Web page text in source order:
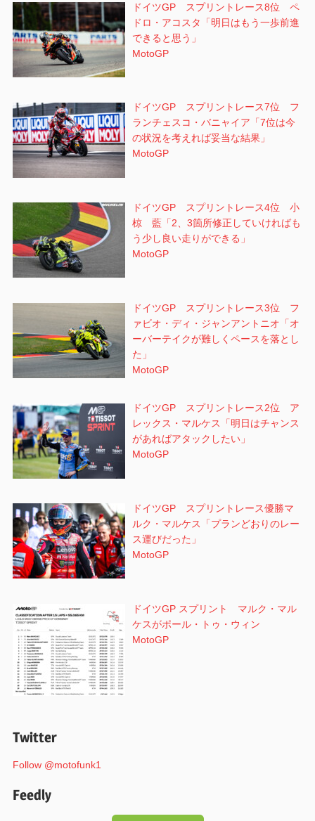
ドイツGP スプリントレース8位 ペ
ドロ・アコスタ「明日はもう一歩前進
できると思う」
MotoGP
ドイツGP スプリントレース7位 フ
ランチェスコ・バニャイア「7位は今
の状況を考えれば妥当な結果」
MotoGP
ドイツGP スプリントレース4位 小
椋 藍「2、3箇所修正していければも
う少し良い走りができる」
MotoGP
ドイツGP スプリントレース3位 フ
ァビオ・ディ・ジャンアントニオ「オ
ーバーテイクが難しくペースを落とし
た」
MotoGP
ドイツGP スプリントレース2位 ア
レックス・マルケス「明日はチャンス
があればアタックしたい」
MotoGP
ドイツGP スプリントレース優勝マ
ルク・マルケス「プランどおりのレー
ス運びだった」
MotoGP
ドイツGP スプリント マルク・マル
ケスがポール・トゥ・ウィン
MotoGP
Twitter
Follow @motofunk1
Feedly